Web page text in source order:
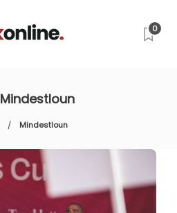
0
Mindestloun
Mindestloun